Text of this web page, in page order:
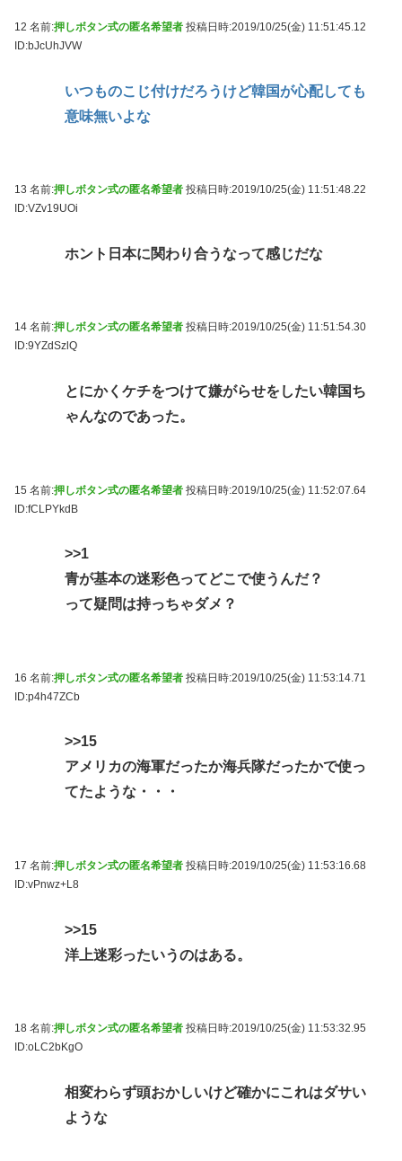
12 名前:押しボタン式の匿名希望者 投稿日時:2019/10/25(金) 11:51:45.12
ID:bJcUhJVW
いつものこじ付けだろうけど韓国が心配しても
意味無いよな
13 名前:押しボタン式の匿名希望者 投稿日時:2019/10/25(金) 11:51:48.22
ID:VZv19UOi
ホント日本に関わり合うなって感じだな
14 名前:押しボタン式の匿名希望者 投稿日時:2019/10/25(金) 11:51:54.30
ID:9YZdSzlQ
とにかくケチをつけて嫌がらせをしたい韓国ち
ゃんなのであった。
15 名前:押しボタン式の匿名希望者 投稿日時:2019/10/25(金) 11:52:07.64
ID:fCLPYkdB
>>1
青が基本の迷彩色ってどこで使うんだ？
って疑問は持っちゃダメ？
16 名前:押しボタン式の匿名希望者 投稿日時:2019/10/25(金) 11:53:14.71
ID:p4h47ZCb
>>15
アメリカの海軍だったか海兵隊だったかで使っ
てたような・・・
17 名前:押しボタン式の匿名希望者 投稿日時:2019/10/25(金) 11:53:16.68
ID:vPnwz+L8
>>15
洋上迷彩ったいうのはある。
18 名前:押しボタン式の匿名希望者 投稿日時:2019/10/25(金) 11:53:32.95
ID:oLC2bKgO
相変わらず頭おかしいけど確かにこれはダサい
ような